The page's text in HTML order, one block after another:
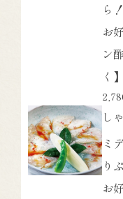
ら
お
ン
く
し
ミ
り
お